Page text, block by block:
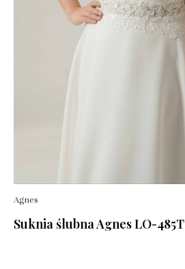
Agnes
Suknia ślubna Agnes LO-485T